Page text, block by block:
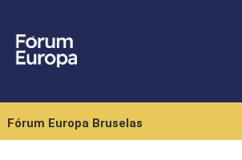
Fórum Europa Bruselas